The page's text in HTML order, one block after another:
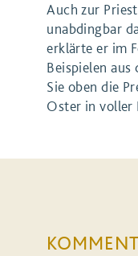
Auch zur
unabdingbar
erklärte er im
Beispielen
Sie oben die
Oster in voller